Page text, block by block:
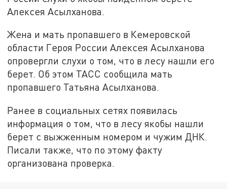
Алексея Асылханова.
Жена и мать пропавшего в Кемеровской
области Героя России Алексея Асылханова
опровергли слухи о том, что в лесу нашли его
берет. Об этом ТАСС сообщила мать
пропавшего Татьяна Асылханова.
Ранее в социальных сетях появилась
информация о том, что в лесу якобы нашли
берет с выжженным номером и чужим ДНК.
Писали также, что по этому факту
организована проверка.